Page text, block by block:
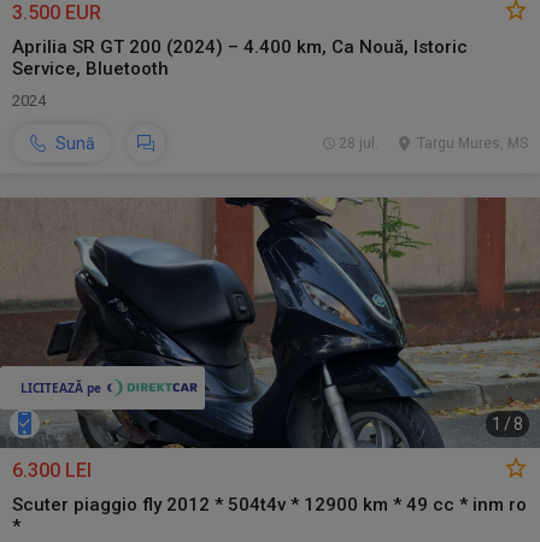
3.500 EUR
Aprilia SR GT 200 (2024) – 4.400 km, Ca Nouă, Istoric
Service, Bluetooth
2024
Sună Targu Mures, MS
28 jul.
1 / 8
6.300 LEI
Scuter piaggio fly 2012 * 504t4v * 12900 km * 49 cc * inm ro
*